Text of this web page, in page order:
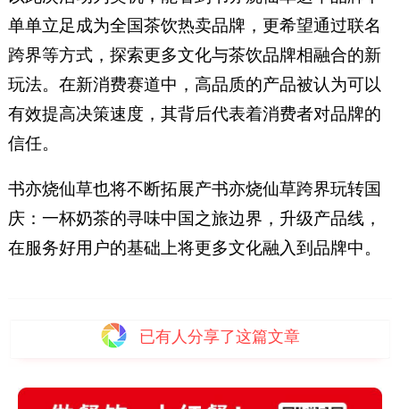
单单立足成为全国茶饮热卖品牌，更希望通过联名
跨界等方式，探索更多文化与茶饮品牌相融合的新
玩法。在新消费赛道中，高品质的产品被认为可以
有效提高决策速度，其背后代表着消费者对品牌的
信任。
书亦烧仙草也将不断拓展产书亦烧仙草跨界玩转国
庆：一杯奶茶的寻味中国之旅边界，升级产品线，
在服务好用户的基础上将更多文化融入到品牌中。
已有人分享了这篇文章